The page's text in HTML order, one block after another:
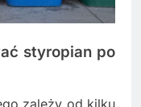
styropian po
zależy od kilku